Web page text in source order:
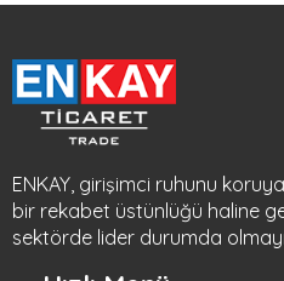
ENKAY, girişimci ruhunu
bir rekabet üstünlüğü haline
sektörde lider durumda